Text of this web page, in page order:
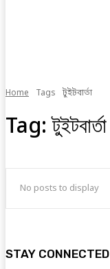
Home Tags টুইটবার্তা
Tag:টুইটবার্তা
No posts to display
STAY CONNECTED